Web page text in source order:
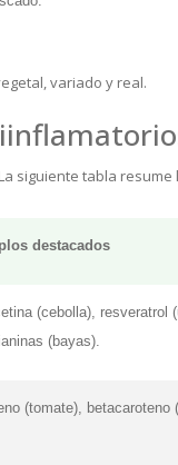
variado y real.
siguiente tabla
destacados
(cebolla), resveratrol
(bayas).
(tomate),